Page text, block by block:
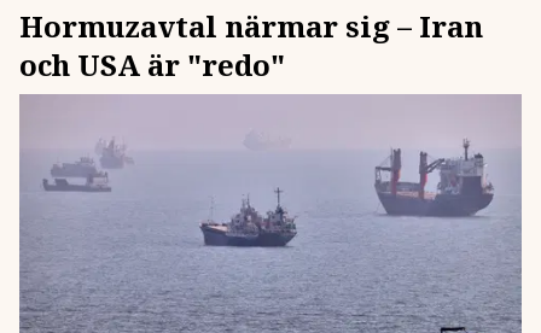
Hormuzavtal närmar sig – Iran
och USA är "redo"